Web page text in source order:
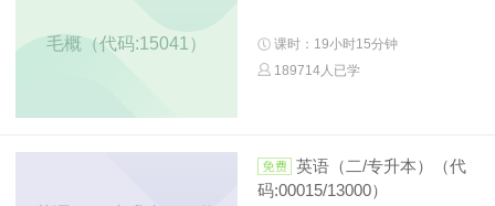
毛概（代码:15041）
课时：19小时15分钟
189714人已学
英语（二/专升本）（代
码:00015/13000）